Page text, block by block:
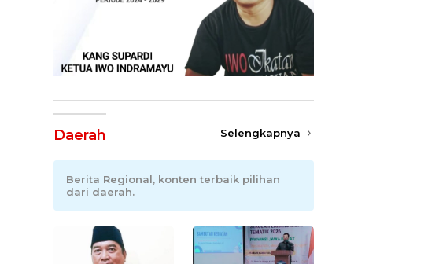
Daerah Selengkapnya
Berita Regional, konten terbaik pilihan
dari daerah.